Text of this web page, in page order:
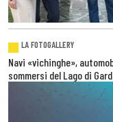
LA FOTOGALLERY
Navi «vichinghe»,
sommersi del Lago di